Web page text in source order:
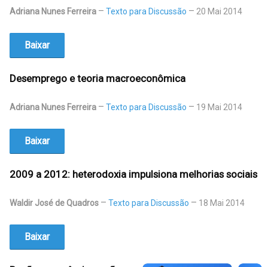
Adriana Nunes Ferreira Texto para Discussão 20 Mai 2014
Baixar
Desemprego e teoria macroeconômica
Adriana Nunes Ferreira Texto para Discussão 19 Mai 2014
Baixar
2009 a 2012: heterodoxia impulsiona melhorias sociais
Waldir José de Quadros Texto para Discussão 18 Mai 2014
Baixar